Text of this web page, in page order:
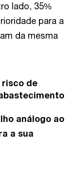
lado, 35%
para a
da mesma
risco de
análogo ao
a sua